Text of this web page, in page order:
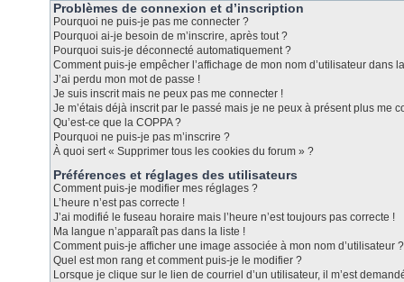
Problèmes de connexion et d’inscription
Pourquoi ne puis-je pas me connecter ?
Pourquoi ai-je besoin de m’inscrire, après tout ?
Pourquoi suis-je déconnecté automatiquement ?
Comment puis-je empêcher l’affichage de mon nom d’utilisateur dans
J’ai perdu mon mot de passe !
Je suis inscrit mais ne peux pas me connecter !
Je m’étais déjà inscrit par le passé mais je ne peux à présent plus me
Qu’est-ce que la COPPA ?
Pourquoi ne puis-je pas m’inscrire ?
À quoi sert « Supprimer tous les cookies du forum » ?
Préférences et réglages des utilisateurs
Comment puis-je modifier mes réglages ?
L’heure n’est pas correcte !
J’ai modifié le fuseau horaire mais l’heure n’est toujours pas correcte !
Ma langue n’apparaît pas dans la liste !
Comment puis-je afficher une image associée à mon nom d’utilisateur ?
Quel est mon rang et comment puis-je le modifier ?
Lorsque je clique sur le lien de courriel d’un utilisateur, il m’est